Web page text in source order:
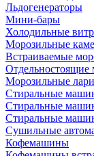
Льдогенераторы
Мини-бары
Холодильные
Морозильные
Встраиваемые
Отдельностоящие
Морозильные лари
Стиральные
Стиральные
Стиральные
Сушильные
Кофемашины